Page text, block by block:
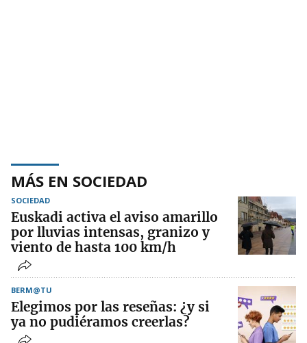
MÁS EN SOCIEDAD
SOCIEDAD
Euskadi activa el aviso amarillo
por lluvias intensas, granizo y
viento de hasta 100 km/h
BERM@TU
Elegimos por las reseñas: ¿y si
ya no pudiéramos creerlas?